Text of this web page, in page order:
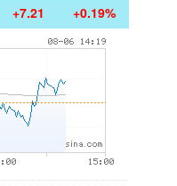
+7.21 +0.19%